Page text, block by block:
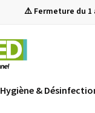
⚠️ Fermeture du 1
Hygiène &